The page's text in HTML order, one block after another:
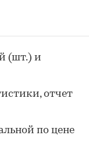
(шт.) и
отчет
по цене